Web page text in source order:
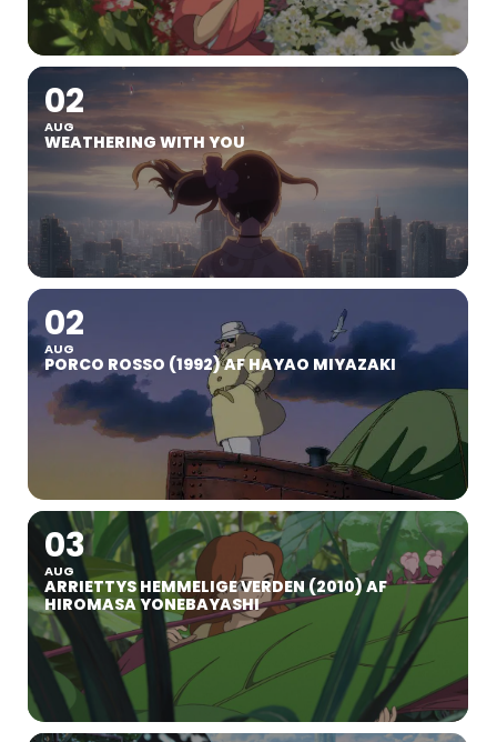
02
AUG
WEATHERING WITH YOU
02
AUG
PORCO ROSSO (1992) AF HAYAO MIYAZAKI
03
AUG
ARRIETTYS HEMMELIGE VERDEN (2010) AF
HIROMASA YONEBAYASHI